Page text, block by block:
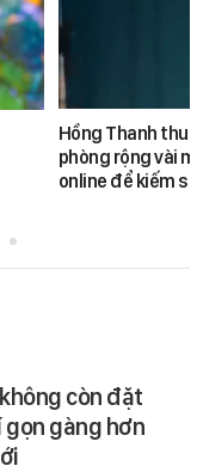
Hồng Thanh
phòng rộng vài
online để kiếm
còn đặt
gọn gàng hơn